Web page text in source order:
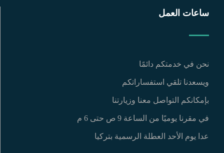
ساعات العمل
نحن في خدمتكم دائمًا
ويسعدنا تلقي استفساراتكم
بإمكانكم التواصل معنا وزيارتنا
في مقرنا يوميًا من الساعة 9 ص حتى 6 م
عدا يوم الأحد العطلة الرسمية بتركيا